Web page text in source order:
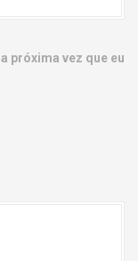
próxima vez que eu